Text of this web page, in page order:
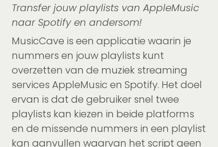
Transfer jouw playlists van AppleMusic
naar Spotify en andersom!
MusicCave is een applicatie waarin je
nummers en jouw playlists kunt
overzetten van de muziek streaming
services AppleMusic en Spotify. Het doel
ervan is dat de gebruiker snel twee
playlists kan kiezen in beide platforms
en de missende nummers in een playlist
kan aanvullen waarvan het script geen